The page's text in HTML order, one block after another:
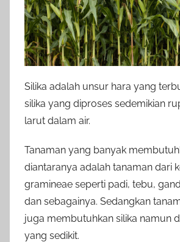
Silika adalah unsur hara yang
silika yang diproses sedemikian
larut dalam air.
Tanaman yang banyak
diantaranya adalah tanaman dari
gramineae seperti padi, tebu,
dan sebagainya. Sedangkan
juga membutuhkan silika namun
yang sedikit.